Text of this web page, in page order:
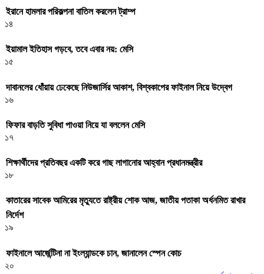
ইরানে হামলার পরিকল্পনা বাতিল করলেন ট্রাম্প
১৪
ইয়ামাল ইতিহাস গড়বে, তবে এবার নয়: মেসি
১৫
দাবানলের ধোঁয়ায় ঢেকেছে নিউজার্সির আকাশ, বিশ্বকাপের ফাইনাল নিয়ে উদ্বেগ
১৬
ফিফার বাড়তি সুবিধা পাওয়া নিয়ে যা বললেন মেসি
১৭
শিক্ষার্থীদের প্রতিবছর একটি করে গাছ লাগানোর আহ্বান প্রধানমন্ত্রীর
১৮
কাতারের সাবেক আমিরের মৃত্যুতে রাষ্ট্রীয় শোক আজ, জাতীয় পতাকা অর্ধনমিত রাখার
নির্দেশ
১৯
ফাইনালে আর্জেন্টিনা না ইংল্যান্ডকে চান, জানালেন স্পেন কোচ
২০